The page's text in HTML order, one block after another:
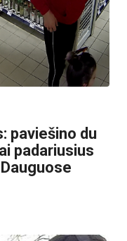
paviešino du
padariusius